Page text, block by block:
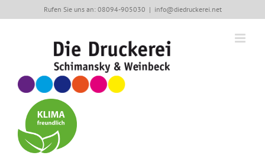
Inhalt
Rufen Sie uns an: 08094-905030 | info@diedruckerei.net